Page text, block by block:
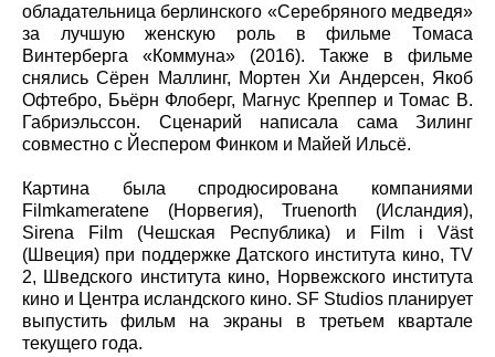
обладательница берлинского «Серебряного медведя»
за лучшую женскую роль в фильме Томаса
Винтерберга «Коммуна» (2016). Также в фильме
снялись Сёрен Маллинг, Мортен Хи Андерсен, Якоб
Офтебро, Бьёрн Флоберг, Магнус Креппер и Томас В.
Габриэльссон. Сценарий написала сама Зилинг
совместно с Йеспером Финком и Майей Ильсё.
Картина была спродюсирована компаниями
Filmkameratene (Норвегия), Truenorth (Исландия),
Sirena Film (Чешская Республика) и Film i Väst
(Швеция) при поддержке Датского института кино, TV
2, Шведского института кино, Норвежского института
кино и Центра исландского кино. SF Studios планирует
выпустить фильм на экраны в третьем квартале
текущего года.